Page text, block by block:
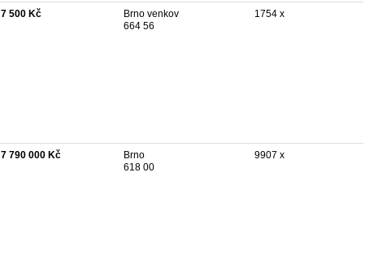
7 500 Kč
Brno venkov
664 56
1754 x
7 790 000 Kč
Brno
618 00
9907 x